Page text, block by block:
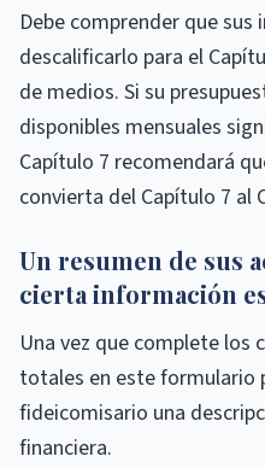
Debe comprender que
descalificarlo para el
de medios. Si su
disponibles mensuales
Capítulo 7 recomendará
convierta del Capítulo 7 al
Un resumen de sus
cierta información
Una vez que complete los
totales en este formulario
fideicomisario una
financiera.